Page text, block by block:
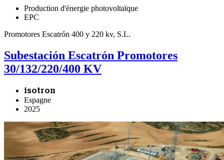
Production d'énergie photovoltaïque
EPC
Promotores Escatrón 400 y 220 kv, S.L.
Subestación Escatrón Promotores
30/132/220/400 KV
isotron
Espagne
2025